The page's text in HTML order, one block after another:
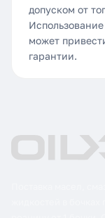
допуском от
может
гарантии.